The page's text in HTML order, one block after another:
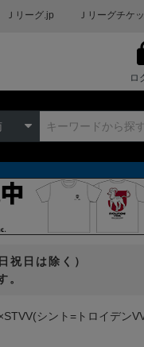
Ｊリーグ.jp Ｊリーグチケ
ロ
祝日は除く）
。
シント=トロイデン